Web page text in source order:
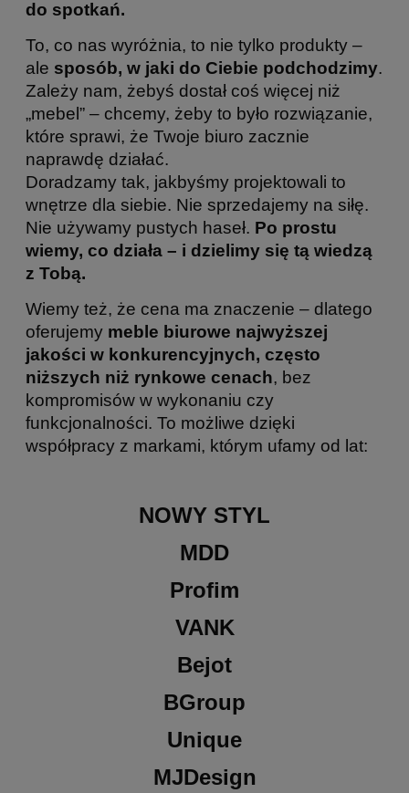
do spotkań.
To, co nas wyróżnia, to nie tylko produkty –
ale sposób, w jaki do Ciebie podchodzimy.
Zależy nam, żebyś dostał coś więcej niż
„mebel” – chcemy, żeby to było rozwiązanie,
które sprawi, że Twoje biuro zacznie
naprawdę działać.
Doradzamy tak, jakbyśmy projektowali to
wnętrze dla siebie. Nie sprzedajemy na siłę.
Nie używamy pustych haseł. Po prostu
wiemy, co działa – i dzielimy się tą wiedzą
z Tobą.
Wiemy też, że cena ma znaczenie – dlatego
oferujemy meble biurowe najwyższej
jakości w konkurencyjnych, często
niższych niż rynkowe cenach, bez
kompromisów w wykonaniu czy
funkcjonalności. To możliwe dzięki
współpracy z markami, którym ufamy od lat:
NOWY STYL
MDD
Profim
VANK
Bejot
BGroup
Unique
MJDesign